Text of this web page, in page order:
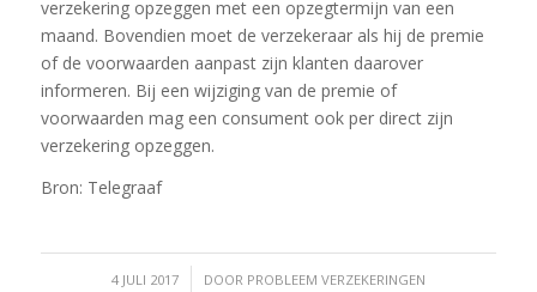
verzekering opzeggen met een opzegtermijn van een
maand. Bovendien moet de verzekeraar als hij de premie
of de voorwaarden aanpast zijn klanten daarover
informeren. Bij een wijziging van de premie of
voorwaarden mag een consument ook per direct zijn
verzekering opzeggen.
Bron: Telegraaf
4 JULI 2017
/ DOOR PROBLEEM VERZEKERINGEN